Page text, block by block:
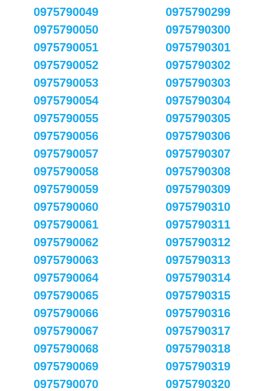
0975790049
0975790050
0975790051
0975790052
0975790053
0975790054
0975790055
0975790056
0975790057
0975790058
0975790059
0975790060
0975790061
0975790062
0975790063
0975790064
0975790065
0975790066
0975790067
0975790068
0975790069
0975790070
0975790299
0975790300
0975790301
0975790302
0975790303
0975790304
0975790305
0975790306
0975790307
0975790308
0975790309
0975790310
0975790311
0975790312
0975790313
0975790314
0975790315
0975790316
0975790317
0975790318
0975790319
0975790320